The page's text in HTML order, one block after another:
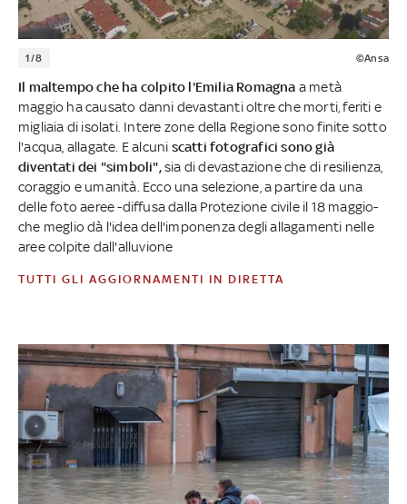
1/8 ©Ansa
Il maltempo che ha colpito l'Emilia Romagna a metà
maggio ha causato danni devastanti oltre che morti, feriti e
migliaia di isolati. Intere zone della Regione sono finite sotto
l'acqua, allagate. E alcuni scatti fotografici sono già
diventati dei "simboli",sia di devastazione che di resilienza,
coraggio e umanità. Ecco una selezione, a partire da una
delle foto aeree -diffusa dalla Protezione civile il 18 maggio-
che meglio dà l'idea dell'imponenza degli allagamenti nelle
aree colpite dall'alluvione
TUTTI GLI AGGIORNAMENTI IN DIRETTA